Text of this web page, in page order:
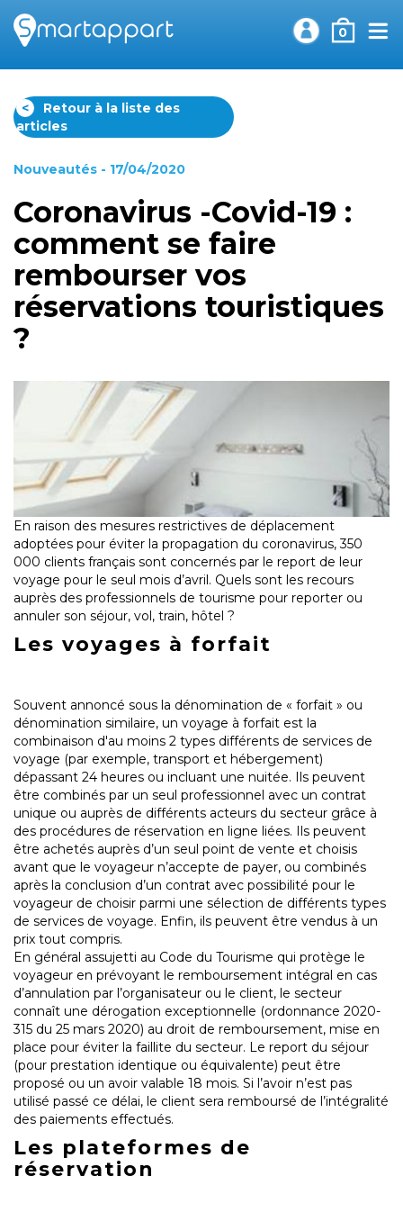
0
<
Retour à la liste des
articles
Nouveautés - 17/04/2020
Coronavirus -Covid-19 :
comment se faire
rembourser vos
réservations touristiques
?
En raison des mesures restrictives de déplacement
adoptées pour éviter la propagation du coronavirus, 350
000 clients français sont concernés par le report de leur
voyage pour le seul mois d’avril. Quels sont les recours
auprès des professionnels de tourisme pour reporter ou
annuler son séjour, vol, train, hôtel ?
Les voyages à forfait
Souvent annoncé sous la dénomination de « forfait » ou
dénomination similaire, un voyage à forfait est la
combinaison d'au moins 2 types différents de services de
voyage (par exemple, transport et hébergement)
dépassant 24 heures ou incluant une nuitée. Ils peuvent
être combinés par un seul professionnel avec un contrat
unique ou auprès de différents acteurs du secteur grâce à
des procédures de réservation en ligne liées. Ils peuvent
être achetés auprès d’un seul point de vente et choisis
avant que le voyageur n’accepte de payer, ou combinés
après la conclusion d’un contrat avec possibilité pour le
voyageur de choisir parmi une sélection de différents types
de services de voyage. Enfin, ils peuvent être vendus à un
prix tout compris.
En général assujetti au Code du Tourisme qui protège le
voyageur en prévoyant le remboursement intégral en cas
d’annulation par l’organisateur ou le client, le secteur
connaît une dérogation exceptionnelle (ordonnance 2020-
315 du 25 mars 2020) au droit de remboursement, mise en
place pour éviter la faillite du secteur. Le report du séjour
(pour prestation identique ou équivalente) peut être
proposé ou un avoir valable 18 mois. Si l’avoir n’est pas
utilisé passé ce délai, le client sera remboursé de l’intégralité
des paiements effectués.
Les plateformes de
réservation